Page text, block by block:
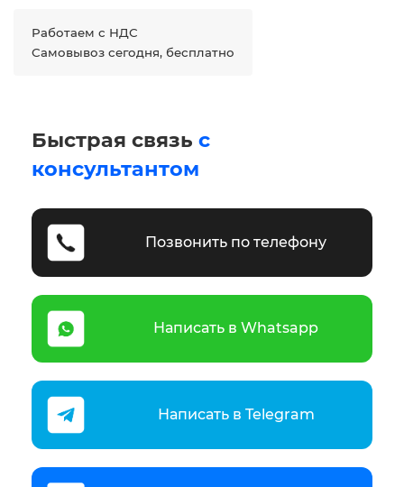
Работаем с НДС
Самовывоз сегодня, бесплатно
Быстрая связь с
консультантом
Позвонить по телефону
Написать в Whatsapp
Написать в Telegram